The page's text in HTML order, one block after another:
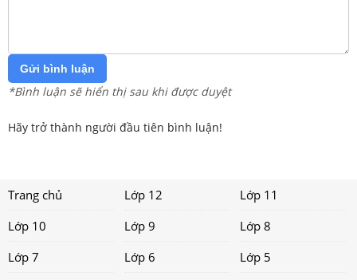
Gửi bình luận
*Bình luận sẽ hiển thị sau khi được duyệt
Hãy trở thành người đầu tiên bình luận!
Trang chủ Lớp 12
Lớp 11
Lớp 10
Lớp 9
Lớp 8
Lớp 7
Lớp 6
Lớp 5